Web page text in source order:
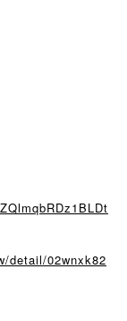
detail/02wnxk82